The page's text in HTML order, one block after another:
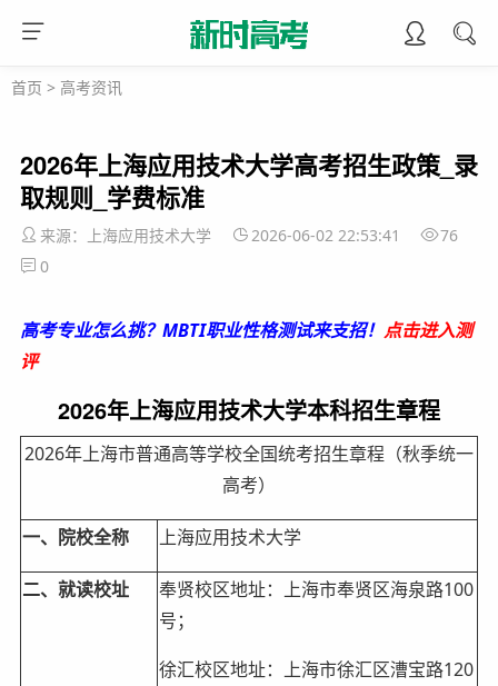
首页 > 高考资讯
2026年上海应用技术大学高考招生政策_录
取规则_学费标准
来源：上海应用技术大学 2026-06-02 22:53:41
76
0
高考专业怎么挑？MBTI职业性格测试来支招！ 点击进入测
评
2026年上海应用技术大学本科招生章程
2026年上海市普通高等学校全国统考招生章程（秋季统一
高考）
一、院校全称 上海应用技术大学
二、就读校址
奉贤校区地址：上海市奉贤区海泉路100
号；
徐汇校区地址：上海市徐汇区漕宝路120